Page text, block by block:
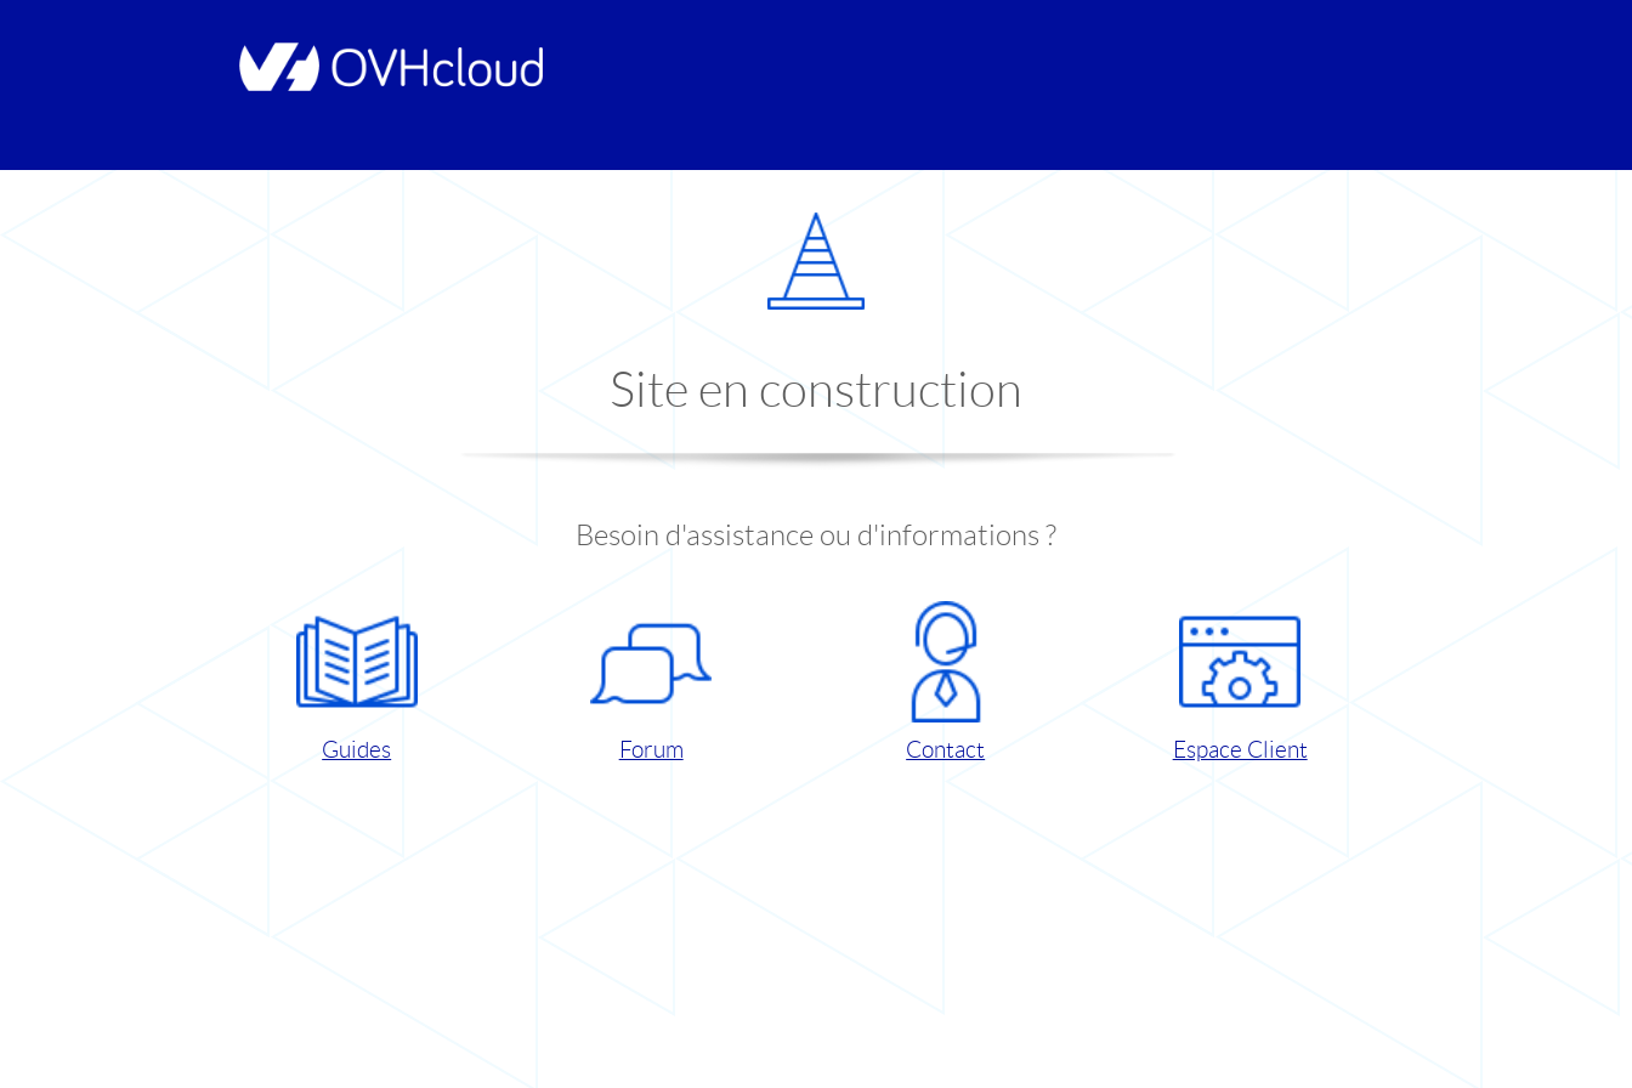
Site en construction
Besoin d'assistance ou d'informations ?
Guides Forum Contact Espace Client